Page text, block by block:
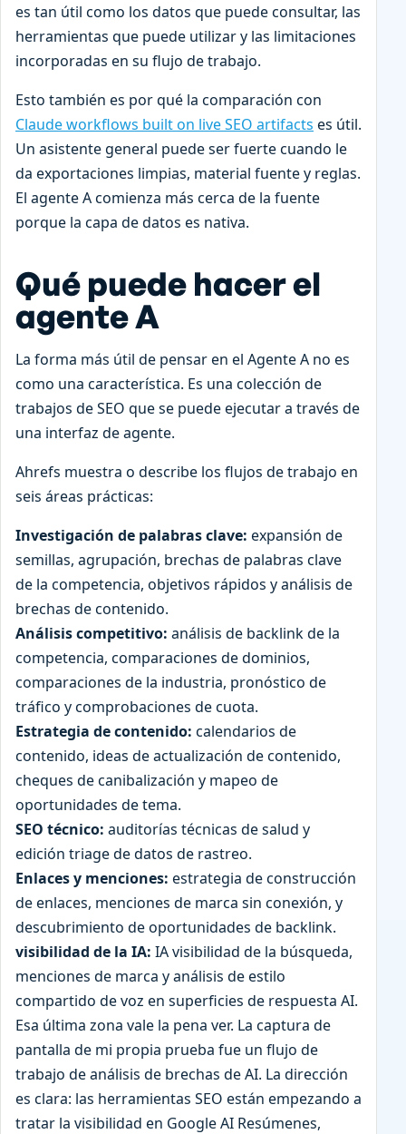
es tan útil como los datos que puede consultar, las
herramientas que puede utilizar y las limitaciones
incorporadas en su flujo de trabajo.
Esto también es por qué la comparación con
Claude workflows built on live SEO artifacts es útil.
Un asistente general puede ser fuerte cuando le
da exportaciones limpias, material fuente y reglas.
El agente A comienza más cerca de la fuente
porque la capa de datos es nativa.
Qué puede hacer el
agente A
La forma más útil de pensar en el Agente A no es
como una característica. Es una colección de
trabajos de SEO que se puede ejecutar a través de
una interfaz de agente.
Ahrefs muestra o describe los flujos de trabajo en
seis áreas prácticas:
Investigación de palabras clave: expansión de
semillas, agrupación, brechas de palabras clave
de la competencia, objetivos rápidos y análisis de
brechas de contenido.
Análisis competitivo: análisis de backlink de la
competencia, comparaciones de dominios,
comparaciones de la industria, pronóstico de
tráfico y comprobaciones de cuota.
Estrategia de contenido: calendarios de
contenido, ideas de actualización de contenido,
cheques de canibalización y mapeo de
oportunidades de tema.
SEO técnico: auditorías técnicas de salud y
edición triage de datos de rastreo.
Enlaces y menciones: estrategia de construcción
de enlaces, menciones de marca sin conexión, y
descubrimiento de oportunidades de backlink.
visibilidad de la IA: IA visibilidad de la búsqueda,
menciones de marca y análisis de estilo
compartido de voz en superficies de respuesta AI.
Esa última zona vale la pena ver. La captura de
pantalla de mi propia prueba fue un flujo de
trabajo de análisis de brechas de AI. La dirección
es clara: las herramientas SEO están empezando a
tratar la visibilidad en Google AI Resúmenes,